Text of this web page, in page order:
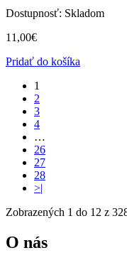
Dostupnosť: Skladom
11,00€
Pridať do košíka
1
2
3
4
…
26
27
28
>|
Zobrazených 1 do 12 z
O nás